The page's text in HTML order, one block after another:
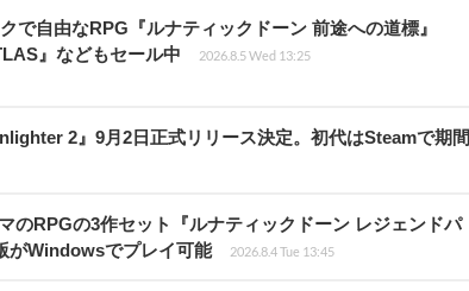
で自由なRPG『ルナティックドーン 前途への道標』
』などもセール中
2026.8.5 Wed 13:25
2』9月2日正式リリース決定。初代はSteamで期間
のRPGの3作セット『ルナティックドーン レジェンドパ
がWindowsでプレイ可能
2026.8.4 Tue 13:45